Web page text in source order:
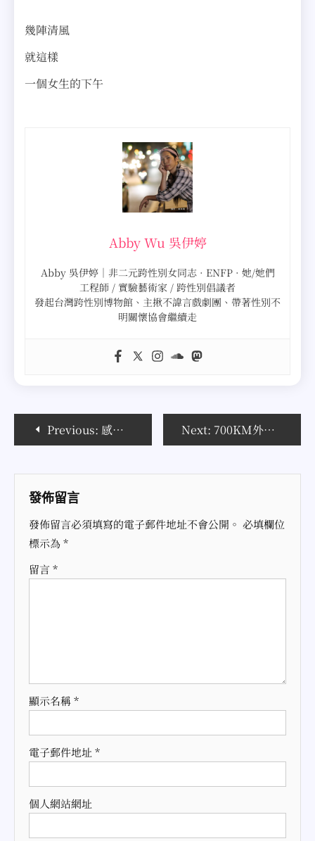
幾陣清風
就這樣
一個女生的下午
Abby Wu 吳伊婷
Abby 吳伊婷｜非二元跨性別女同志 · ENFP · 她/她們
工程師 / 實驗藝術家 / 跨性別倡議者
發起台灣跨性別博物館、主揪不諱言戲劇團、帶著性別不
明關懷協會繼續走
導
覽
Previous: 感謝所有的科研人員，讓我們的生活更美好 Next: 700KM外的你們還好嗎?
發佈留言
發佈留言必須填寫的電子郵件地址不會公開。 必填欄位
標示為*
留言 *
顯示名稱*
電子郵件地址 *
個人網站網址